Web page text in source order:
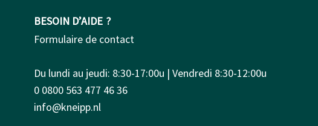
BESOIN D’AIDE ?
Formulaire de contact
Du lundi au jeudi: 8:30-17:00u | Vendredi 8:30-12:00u
0 0800 563 477 46 36
info@kneipp.nl